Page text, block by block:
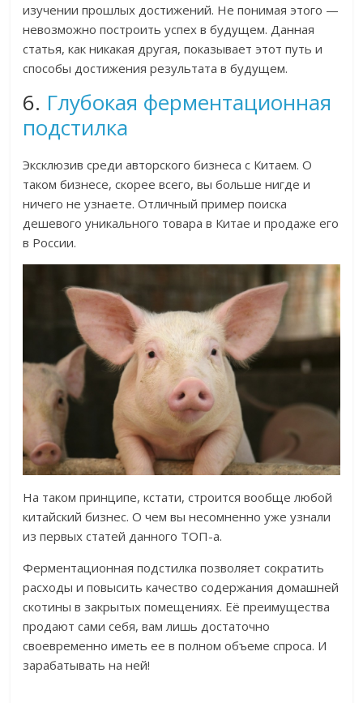
изучении прошлых достижений. Не понимая этого —
невозможно построить успех в будущем. Данная
статья, как никакая другая, показывает этот путь и
способы достижения результата в будущем.
6. Глубокая ферментационная
подстилка
Эксклюзив среди авторского бизнеса с Китаем. О
таком бизнесе, скорее всего, вы больше нигде и
ничего не узнаете. Отличный пример поиска
дешевого уникального товара в Китае и продаже его
в России.
На таком принципе, кстати, строится вообще любой
китайский бизнес. О чем вы несомненно уже узнали
из первых статей данного ТОП-а.
Ферментационная подстилка позволяет сократить
расходы и повысить качество содержания домашней
скотины в закрытых помещениях. Её преимущества
продают сами себя, вам лишь достаточно
своевременно иметь ее в полном объеме спроса. И
зарабатывать на ней!